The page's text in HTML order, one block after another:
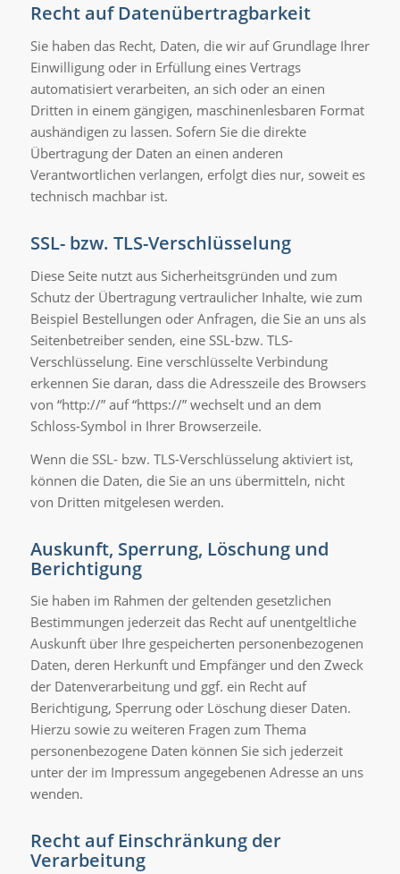
Recht auf Datenübertragbarkeit
Sie haben das Recht, Daten, die wir auf Grundlage Ihrer
Einwilligung oder in Erfüllung eines Vertrags
automatisiert verarbeiten, an sich oder an einen
Dritten in einem gängigen, maschinenlesbaren Format
aushändigen zu lassen. Sofern Sie die direkte
Übertragung der Daten an einen anderen
Verantwortlichen verlangen, erfolgt dies nur, soweit es
technisch machbar ist.
SSL- bzw. TLS-Verschlüsselung
Diese Seite nutzt aus Sicherheitsgründen und zum
Schutz der Übertragung vertraulicher Inhalte, wie zum
Beispiel Bestellungen oder Anfragen, die Sie an uns als
Seitenbetreiber senden, eine SSL-bzw. TLS-
Verschlüsselung. Eine verschlüsselte Verbindung
erkennen Sie daran, dass die Adresszeile des Browsers
von “http://” auf “https://” wechselt und an dem
Schloss-Symbol in Ihrer Browserzeile.
Wenn die SSL- bzw. TLS-Verschlüsselung aktiviert ist,
können die Daten, die Sie an uns übermitteln, nicht
von Dritten mitgelesen werden.
Auskunft, Sperrung, Löschung und
Berichtigung
Sie haben im Rahmen der geltenden gesetzlichen
Bestimmungen jederzeit das Recht auf unentgeltliche
Auskunft über Ihre gespeicherten personenbezogenen
Daten, deren Herkunft und Empfänger und den Zweck
der Datenverarbeitung und ggf. ein Recht auf
Berichtigung, Sperrung oder Löschung dieser Daten.
Hierzu sowie zu weiteren Fragen zum Thema
personenbezogene Daten können Sie sich jederzeit
unter der im Impressum angegebenen Adresse an uns
wenden.
Recht auf Einschränkung der
Verarbeitung